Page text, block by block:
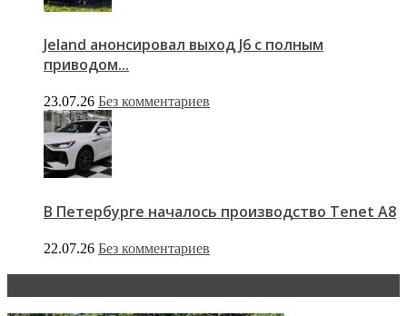
Jeland анонсировал выход J6 с полным
приводом...
23.07.26 Без комментариев
В Петербурге началось производство Tenet A8
22.07.26 Без комментариев